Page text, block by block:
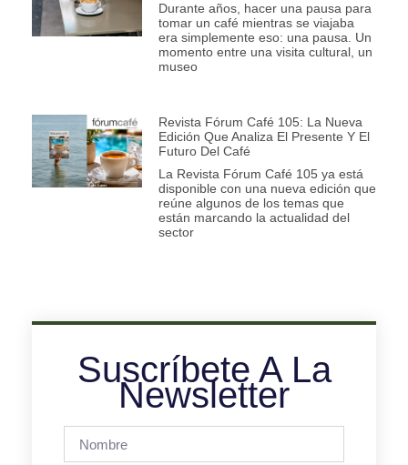
Durante años, hacer una pausa para
tomar un café mientras se viajaba
era simplemente eso: una pausa. Un
momento entre una visita cultural, un
museo
Revista Fórum Café 105: La Nueva
Edición Que Analiza El Presente Y El
Futuro Del Café
La Revista Fórum Café 105 ya está
disponible con una nueva edición que
reúne algunos de los temas que
están marcando la actualidad del
sector
Suscríbete A La
Newsletter